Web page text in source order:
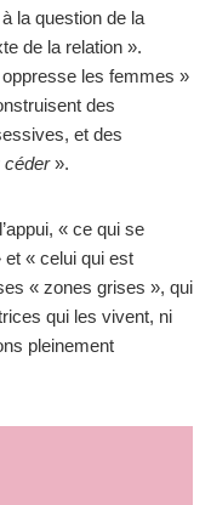
la question de la
de la relation ».
les femmes »
des
et des
céder».
« ce qui se
« celui qui est
« zones grises », qui
qui les vivent, ni
pleinement